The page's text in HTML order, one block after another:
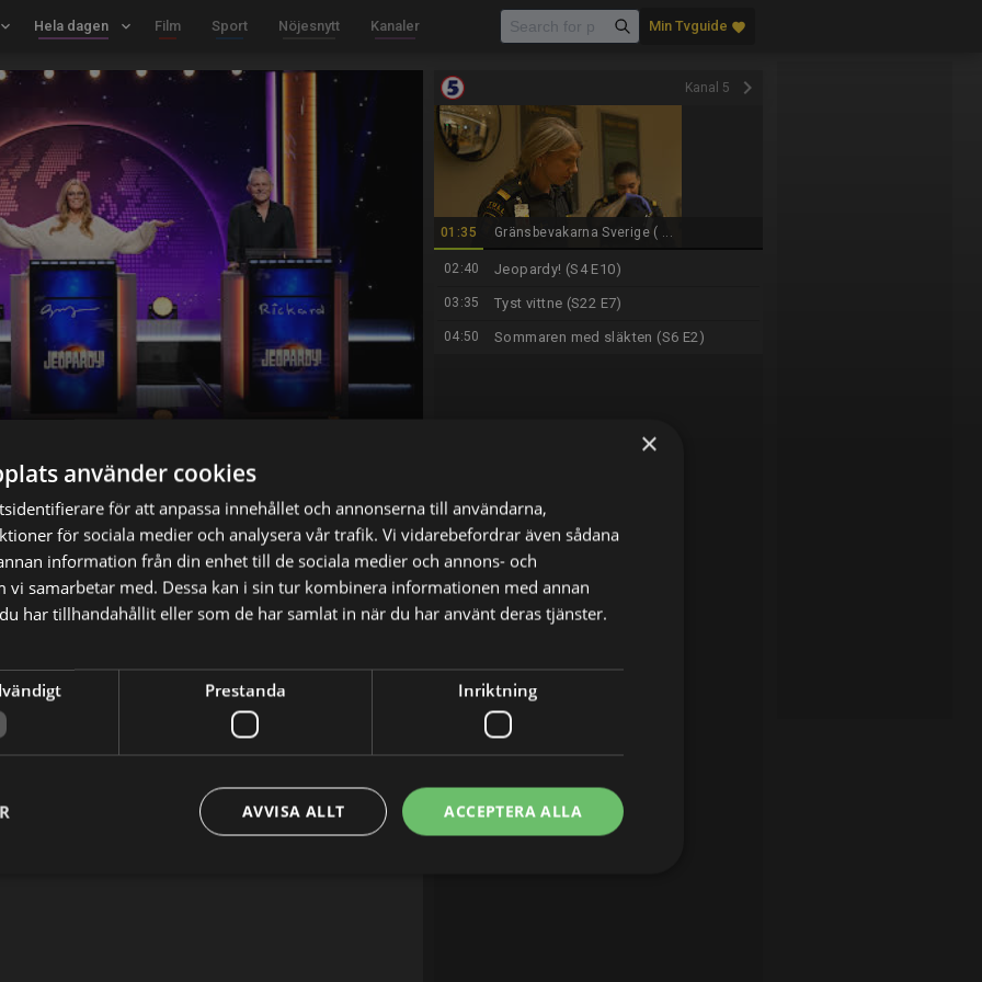
keyboard_arrow_down Hela dagen keyboard_arrow_down Film Sport Nöjesnytt Kanaler Min Tvguide favorite
Olsson hoppas på toppform och Jennifer
Det blir en stenhård kamp.
Kanal 5 keyboard_arrow_right
01:35 Gränsbevakarna Sverige ( ...
02:40 Jeopardy! (S4 E10)
03:35 Tyst vittne (S22 E7)
04:50 Sommaren med släkten (S6 E2)
×
använder cookies
för att anpassa innehållet och annonserna till användarna,
för sociala medier och analysera vår trafik. Vi vidarebefordrar även sådana
information från din enhet till de sociala medier och annons- och
vi samarbetar med. Dessa kan i sin tur kombinera informationen med annan
har tillhandahållit eller som de har samlat in när du har använt deras tjänster.
Prestanda Inriktning
ACCEPTERA ALLA
AVVISA ALLT